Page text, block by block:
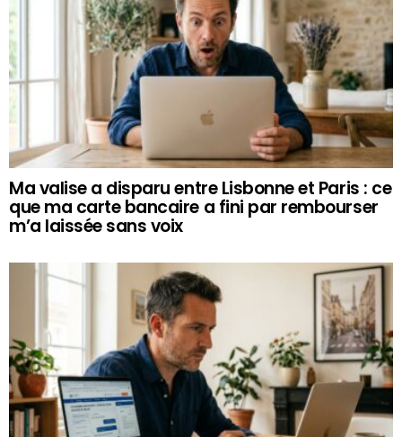
Ma valise a disparu entre Lisbonne et Paris : ce
que ma carte bancaire a fini par rembourser
m’a laissée sans voix